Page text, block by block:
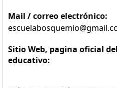
Mail / correo electrónico:
Sitio Web, pagina oficial
educativo: